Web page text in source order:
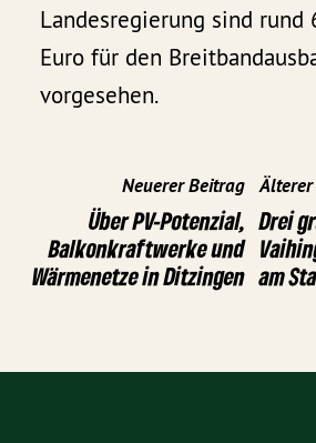
Landesregierung sind
Euro für den
vorgesehen.
Neuerer Beitrag
Über PV-Potenzial,
Balkonkraftwerke und
Wärmenetze in Ditzingen
Drei
am